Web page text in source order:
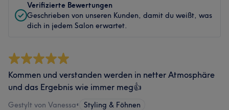
Verifizierte Bewertungen
Geschrieben von unseren Kunden, damit du weißt, was
dich in jedem Salon erwartet.
Kommen und verstanden werden in netter Atmosphäre
und das Ergebnis wie immer meg👍
Gestylt von Vanessa• Styling & Föhnen